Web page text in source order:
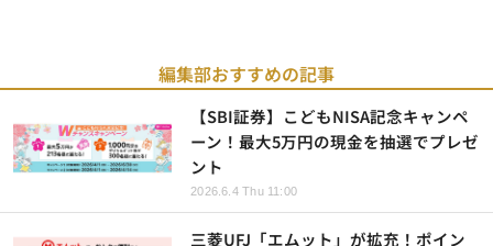
編集部おすすめの記事
【SBI証券】こどもNISA記念キャンペ
ーン！最大5万円の現金を抽選でプレゼ
ント
2026.6.4 Thu 11:00
三菱UFJ「エムット」が拡充！ポイン